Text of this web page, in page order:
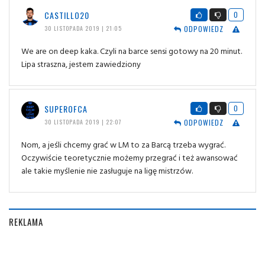
CASTILLO20
30 LISTOPADA 2019 | 21:05
0
ODPOWIEDZ
We are on deep kaka. Czyli na barce sensi gotowy na 20 minut.
Lipa straszna, jestem zawiedziony
SUPEROFCA
30 LISTOPADA 2019 | 22:07
0
ODPOWIEDZ
Nom, a jeśli chcemy grać w LM to za Barcą trzeba wygrać.
Oczywiście teoretycznie możemy przegrać i też awansować
ale takie myślenie nie zasługuje na ligę mistrzów.
REKLAMA